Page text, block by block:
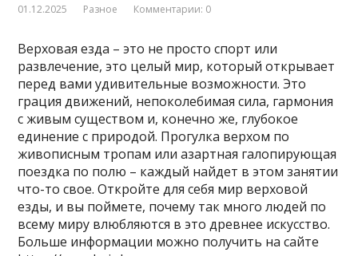
01.12.2025 Разное Комментарии: 0
Верховая езда – это не просто спорт или
развлечение, это целый мир, который открывает
перед вами удивительные возможности. Это
грация движений, непоколебимая сила, гармония
с живым существом и, конечно же, глубокое
единение с природой. Прогулка верхом по
живописным тропам или азартная галопирующая
поездка по полю – каждый найдет в этом занятии
что-то свое. Откройте для себя мир верховой
езды, и вы поймете, почему так много людей по
всему миру влюбляются в это древнее искусство.
Больше информации можно получить на сайте